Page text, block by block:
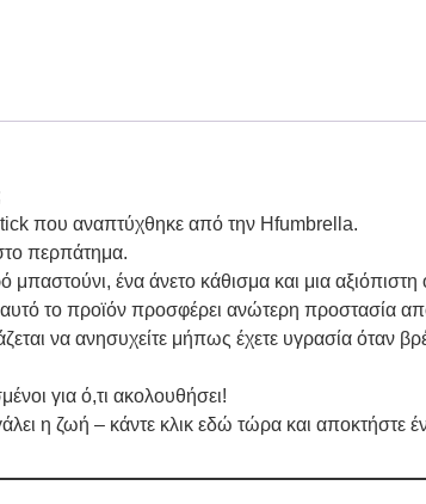
που αναπτύχθηκε από την Hfumbrella.
περπάτημα.
μπαστούνι, ένα άνετο κάθισμα και μια
το προϊόν προσφέρει ανώτερη προστασία
να ανησυχείτε μήπως έχετε υγρασία όταν
για ό,τι ακολουθήσει!
η ζωή – κάντε κλικ εδώ τώρα και αποκτήστε